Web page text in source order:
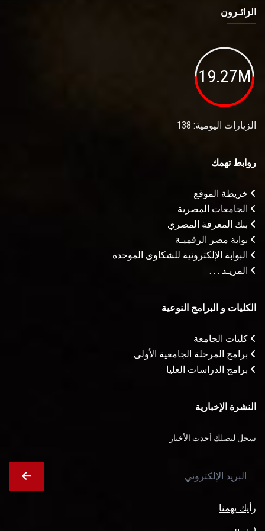
الزائـرون
19.27M
الزيارات اليومية: 138
روابط تهمك
خريطة الموقع
الجامعات المصرية
بنك المعرفة المصري
بوابة مصر الرقميـة
البوابة الإلكترونية للشكاوى الموحدة
المزيـد . . .
الكليات و البرامج النوعية
كليات الجامعة
برامج المرحلة الجامعية الأولى
برامج الدراسات العليا
النشرة الإخبارية
سجل ليصلك أحدث الأخبار
رأيك يهمنا